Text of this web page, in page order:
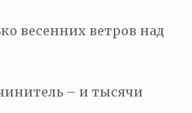
весенних ветров над
– и тысячи